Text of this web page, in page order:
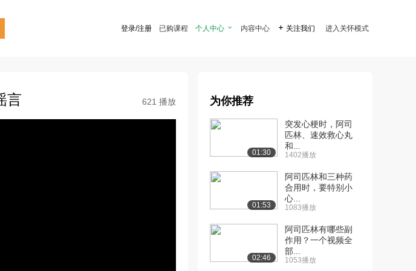
登录/注册 已购课程 个人中心  内容中心  关注我们 进入关怀模式
言 621 播放 为你推荐
01:30
突发心梗时，阿司
匹林、速效救心丸
和...
1402播放
01:53
阿司匹林和三种药
合用时，要特别小
心...
1083播放
02:46
阿司匹林有哪些副
作用？一个视频全
部...
1053播放